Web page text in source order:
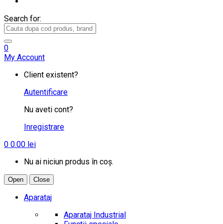
Search for:
0
My Account
Client existent?
Autentificare
Nu aveti cont?
Inregistrare
0 0.00 lei
Nu ai niciun produs în coș.
Open Close
Aparataj
Aparataj Industrial